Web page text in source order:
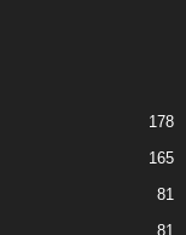
178
165
81
81